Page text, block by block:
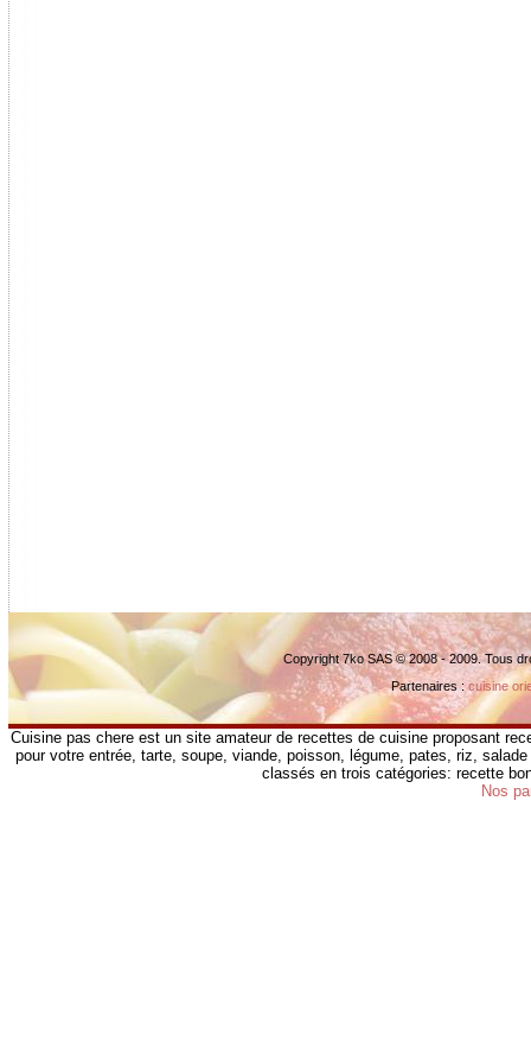
Copyright 7ko SAS © 2008 - 2009. Tous
Partenaires :cuisine
Cuisine pas chere est un site amateur de recettes de cuisine proposant
pour votre entrée, tarte, soupe, viande, poisson, légume, pates, riz,
classés en trois catégories: recette
Nos